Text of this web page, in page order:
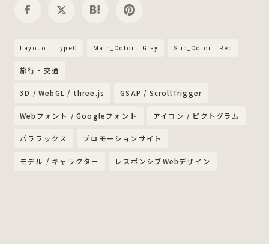
Layouot : TypeC Main_Color : Gray Sub_Color : Red
旅行・交通
3D / WebGL / three.js GSAP / ScrollTrigger
Webフォント / Googleフォント アイコン / ピクトグラム
パララックス プロモーションサイト
モデル / キャラクター レスポンシブWebデザイン